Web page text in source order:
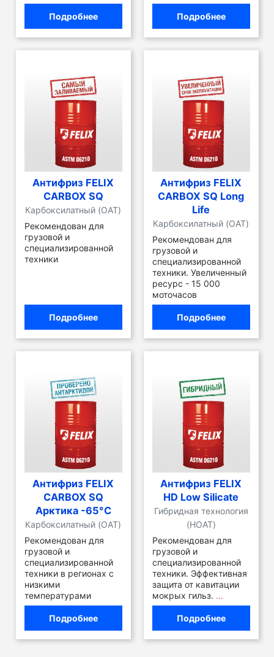
Подробнее Подробнее
Антифриз FELIX
CARBOX SQ
Карбоксилатный (OAT)
Рекомендован для
грузовой и
специализированной
техники
Подробнее
Антифриз FELIX
CARBOX SQ Long
Life
Карбоксилатный (OAT)
Рекомендован для
грузовой и
специализированной
техники. Увеличенный
ресурс - 15 000
моточасов
Подробнее
Антифриз FELIX
CARBOX SQ
Арктика -65°C
Карбоксилатный (OAT)
Рекомендован для
грузовой и
специализированной
техники в регионах с
низкими
температурами
Подробнее
Антифриз FELIX
HD Low Silicate
Гибридная технология
(HOAT)
Рекомендован для
грузовой и
специализированной
техники. Эффективная
защита от кавитации
мокрых гильз. ...
Подробнее